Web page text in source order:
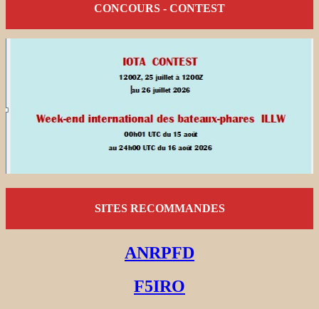
CONCOURS - CONTEST
SITES RECOMMANDES
ANRPFD
F5IRO